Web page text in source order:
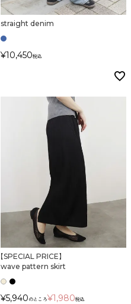
straight denim
¥10,450税込
【SPECIAL PRICE】
wave pattern skirt
¥5,940 のところ¥1,980税込